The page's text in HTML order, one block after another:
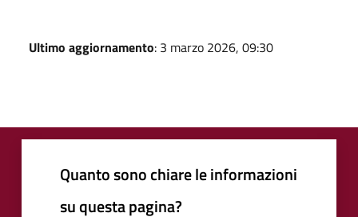
Ultimo aggiornamento: 3 marzo 2026, 09:30
Quanto sono chiare le informazioni
su questa pagina?